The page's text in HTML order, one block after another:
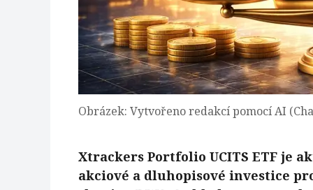
Obrázek: Vytvořeno redakcí pomocí AI
Xtrackers Portfolio UCITS ETF je
akciové a dluhopisové investice